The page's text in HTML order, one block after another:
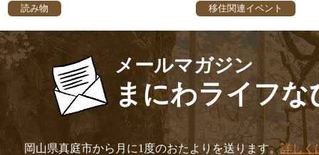
読み物 移住関連イベント
メールマガジン
まにわライフな
岡山県真庭市から月に1度のおたよりを送ります。詳しく